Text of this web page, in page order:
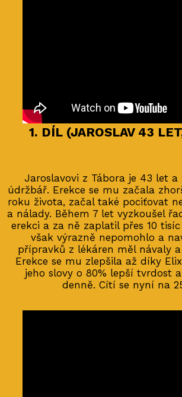
1. DÍL (JAROSLAV 43
Jaroslavovi z Tábora je 43 let a
údržbář. Erekce se mu začala
roku života, začal také pociťovat
a nálady. Během 7 let vyzkoušel
erekci a za ně zaplatil přes 10
však výrazně nepomohlo a
přípravků z lékáren měl návaly
Erekce se mu zlepšila až díky
jeho slovy o 80% lepší tvrdost
denně. Cítí se nyní na